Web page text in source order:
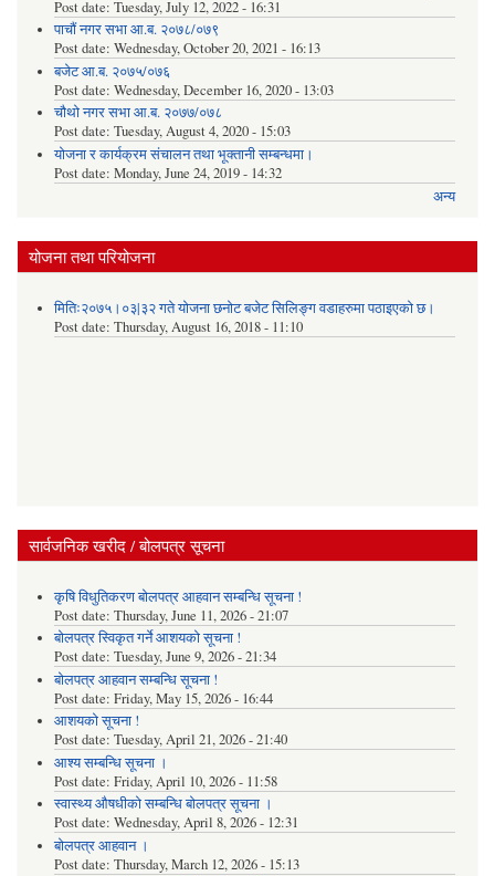
Post date: Tuesday, July 12, 2022 - 16:31
पाचौं नगर सभा आ.ब. २०७८/०७९
Post date: Wednesday, October 20, 2021 - 16:13
बजेट आ.ब. २०७५/०७६
Post date: Wednesday, December 16, 2020 - 13:03
चौथो नगर सभा आ.ब. २०७७/०७८
Post date: Tuesday, August 4, 2020 - 15:03
योजना र कार्यक्रम संचालन तथा भूक्तानी सम्बन्धमा।
Post date: Monday, June 24, 2019 - 14:32
अन्य
योजना तथा परियोजना
मितिः२०७५।०३|३२ गते योजना छनोट बजेट सिलिङ्ग वडाहरुमा पठाइएको छ​।
Post date: Thursday, August 16, 2018 - 11:10
सार्वजनिक खरीद / बोलपत्र सूचना
कृषि विधुतिकरण बोलपत्र आहवान सम्बन्धि सूचना !
Post date: Thursday, June 11, 2026 - 21:07
बोलपत्र स्विकृत गर्ने आशयको सूचना !
Post date: Tuesday, June 9, 2026 - 21:34
बोलपत्र आहवान सम्बन्धि सूचना !
Post date: Friday, May 15, 2026 - 16:44
आशयको सूचना !
Post date: Tuesday, April 21, 2026 - 21:40
आश्य सम्बन्धि सूचना ।
Post date: Friday, April 10, 2026 - 11:58
स्वास्थ्य औषधीको सम्बन्धि बोलपत्र सूचना ।
Post date: Wednesday, April 8, 2026 - 12:31
बोलपत्र आहवान ।
Post date: Thursday, March 12, 2026 - 15:13